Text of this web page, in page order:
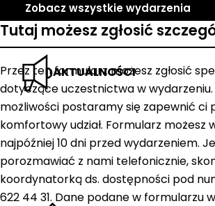
AKTUALNOŚCI
Zobacz wszystkie wydarzenia
Tutaj możesz zgłosić
Przez ten formularz możesz zgłosić
dotyczące uczestnictwa w
możliwości postaramy się zapewnić ci
komfortowy udział. Formularz możesz
najpóźniej 10 dni przed wydarzeniem.
porozmawiać z nami telefonicznie,
koordynatorką ds. dostępności pod
622 44 31. Dane podane w formularzu